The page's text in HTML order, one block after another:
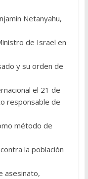
Netanyahu,
de Israel en
y su orden de
el 21 de
responsable de
método de
la población
asesinato,